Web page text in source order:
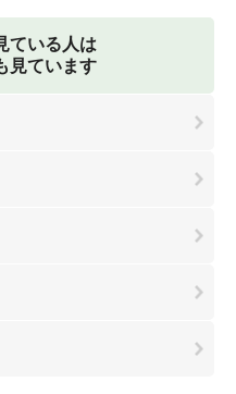
ている人は
見ています